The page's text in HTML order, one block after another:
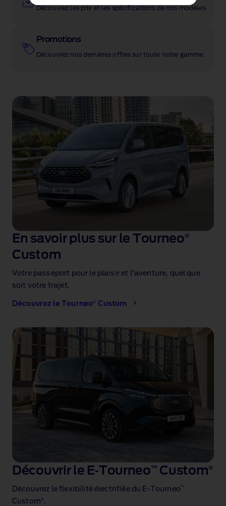
Découvrez les prix et les spécifications de nos modèles
Promotions
Découvrez nos dernières offres sur toute notre gamme
En savoir plus sur le Tourneo®
Custom
Votre passeport pour le plaisir et l'aventure, quel que
soit votre trajet.
Découvrez le Tourneo ® Custom
Découvrir le E‑Tourneo™ Custom®
Découvrez le flexibilité électrifiée du E‑Tourneo ™
Custom .